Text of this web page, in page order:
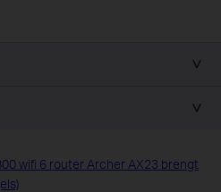
wifi 6 router Archer AX23 brengt